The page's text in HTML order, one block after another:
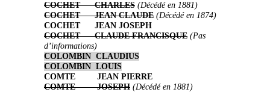
COCHET CHARLES (Décédé en 1881)
COCHET JEAN CLAUDE (Décédé en 1874)
COCHET JEAN JOSEPH
COCHET CLAUDE FRANCISQUE (Pas
d’informations)
COLOMBIN CLAUDIUS
COLOMBIN LOUIS
COMTE JEAN PIERRE
COMTE JOSEPH (Décédé en 1881)